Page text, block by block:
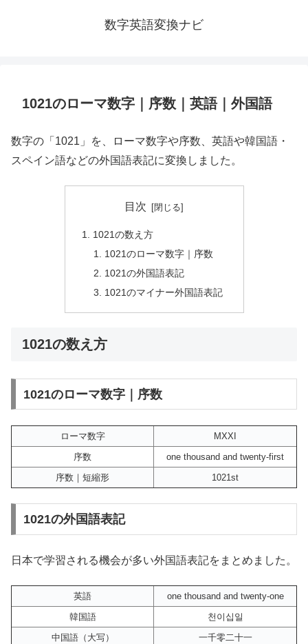
数字英語変換ナビ
1021のローマ数字｜序数｜英語｜外国語
数字の「1021」を、ローマ数字や序数、英語や韓国語・
スペイン語などの外国語表記に変換しました。
目次
1021の数え方
1021のローマ数字｜序数
1021の外国語表記
1021のマイナー外国語表記
1021の数え方
1021のローマ数字｜序数
ローマ数字
MXXI
序数
one thousand and twenty-first
序数｜短縮形
1021st
1021の外国語表記
日本で学習される機会が多い外国語表記をまとめました。
英語
one thousand and twenty-one
韓国語
천이십일
中国語（大写）
一千零二十一